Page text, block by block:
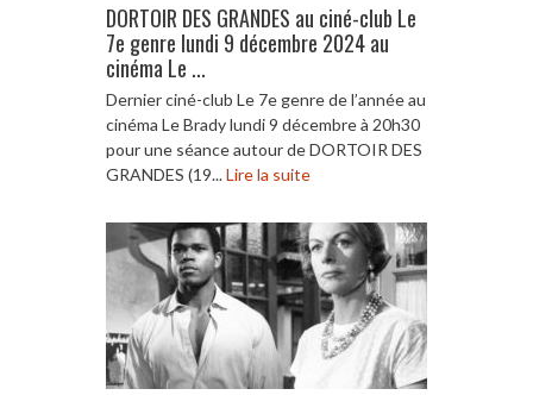
DORTOIR DES GRANDES au ciné-club Le
7e genre lundi 9 décembre 2024 au
cinéma Le ...
Dernier ciné-club Le 7e genre de l’année au
cinéma Le Brady lundi 9 décembre à 20h30
pour une séance autour de DORTOIR DES
GRANDES (19...Lire la suite